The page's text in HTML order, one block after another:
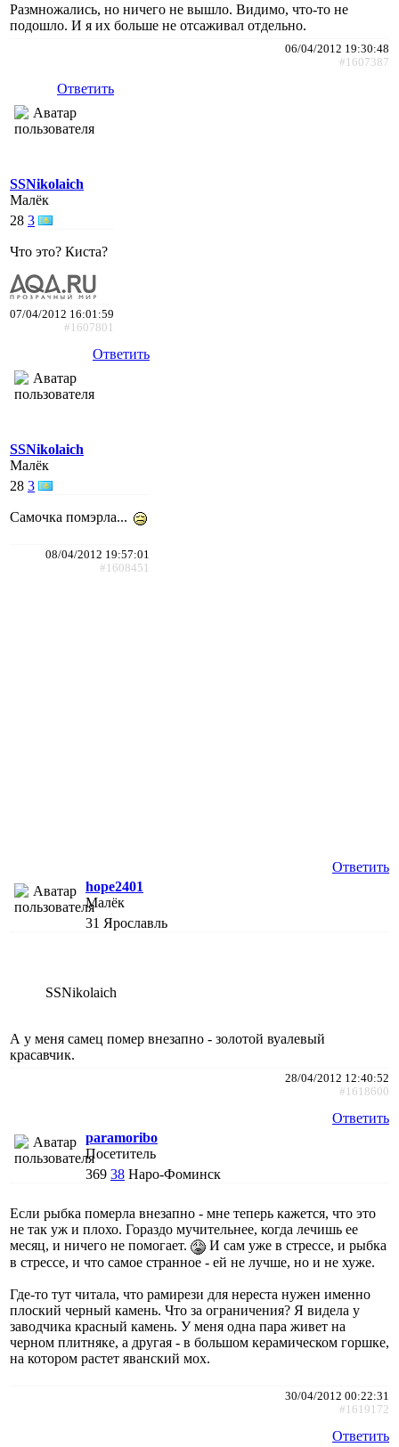
Размножались, но ничего не вышло. Видимо, что-то не
подошло. И я их больше не отсаживал отдельно.
06/04/2012 19:30:48
#1607387
Ответить
SSNikolaich
Малёк
28 3
Что это? Киста?
07/04/2012 16:01:59
#1607801
Ответить
SSNikolaich
Малёк
28 3
Самочка помэрла...
08/04/2012 19:57:01
#1608451
Ответить
hope2401
Малёк
31 Ярославль
SSNikolaich
А у меня самец помер внезапно - золотой вуалевый
красавчик.
28/04/2012 12:40:52
#1618600
Ответить
paramoribo
Посетитель
369 38 Наро-Фоминск
Если рыбка померла внезапно - мне теперь кажется, что это
не так уж и плохо. Гораздо мучительнее, когда лечишь ее
месяц, и ничего не помогает.
И сам уже в стрессе, и рыбка
в стрессе, и что самое странное - ей не лучше, но и не хуже.
Где-то тут читала, что рамирези для нереста нужен именно
плоский черный камень. Что за ограничения? Я видела у
заводчика красный камень. У меня одна пара живет на
черном плитняке, а другая - в большом керамическом горшке,
на котором растет яванский мох.
30/04/2012 00:22:31
#1619172
Ответить